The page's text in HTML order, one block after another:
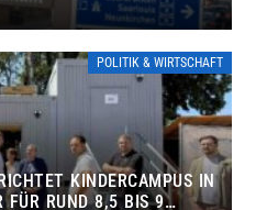
POLITIK & WIRTSCHAFT
KINDERCAMPUS IN
FÜR RUND 8,5 BIS 9